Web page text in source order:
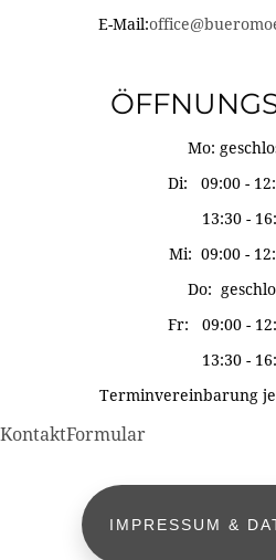
E-Mail:
Mo:
Di: 09:00 -
13:30 -
Mi: 09:00 -
Do:
Fr: 09:00 -
13:30 -
Terminvereinbarung
KontaktFormular
IMPRESSUM &